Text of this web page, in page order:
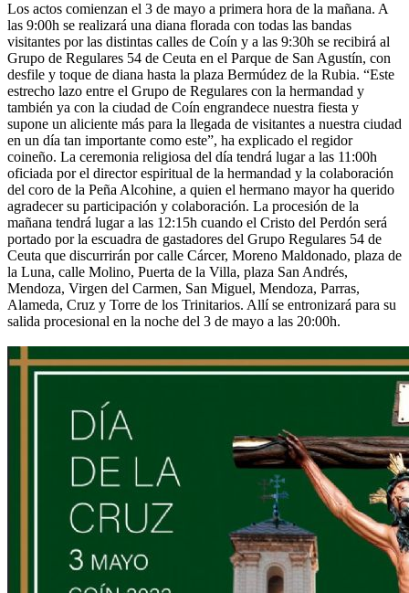
Los actos comienzan el 3 de mayo a primera hora de la mañana. A
las 9:00h se realizará una diana florada con todas las bandas
visitantes por las distintas calles de Coín y a las 9:30h se recibirá al
Grupo de Regulares 54 de Ceuta en el Parque de San Agustín, con
desfile y toque de diana hasta la plaza Bermúdez de la Rubia. “Este
estrecho lazo entre el Grupo de Regulares con la hermandad y
también ya con la ciudad de Coín engrandece nuestra fiesta y
supone un aliciente más para la llegada de visitantes a nuestra ciudad
en un día tan importante como este”, ha explicado el regidor
coineño. La ceremonia religiosa del día tendrá lugar a las 11:00h
oficiada por el director espiritual de la hermandad y la colaboración
del coro de la Peña Alcohine, a quien el hermano mayor ha querido
agradecer su participación y colaboración. La procesión de la
mañana tendrá lugar a las 12:15h cuando el Cristo del Perdón será
portado por la escuadra de gastadores del Grupo Regulares 54 de
Ceuta que discurrirán por calle Cárcer, Moreno Maldonado, plaza de
la Luna, calle Molino, Puerta de la Villa, plaza San Andrés,
Mendoza, Virgen del Carmen, San Miguel, Mendoza, Parras,
Alameda, Cruz y Torre de los Trinitarios. Allí se entronizará para su
salida procesional en la noche del 3 de mayo a las 20:00h.